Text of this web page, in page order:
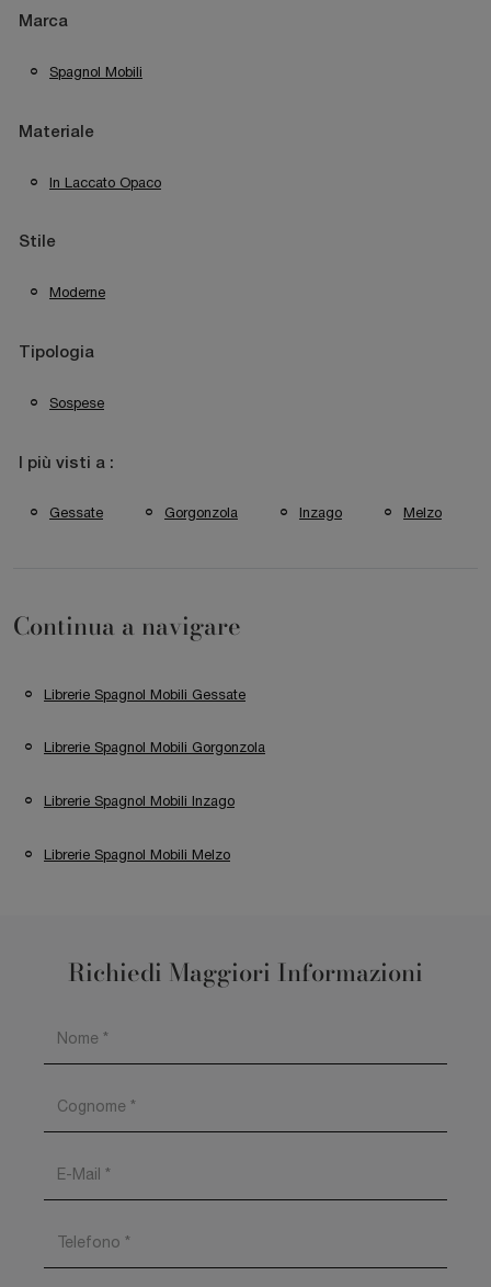
Marca
Spagnol Mobili
Materiale
In Laccato Opaco
Stile
Moderne
Tipologia
Sospese
I più visti a :
Gessate Gorgonzola Inzago Melzo
Continua a navigare
Librerie Spagnol Mobili Gessate
Librerie Spagnol Mobili Gorgonzola
Librerie Spagnol Mobili Inzago
Librerie Spagnol Mobili Melzo
Richiedi Maggiori Informazioni